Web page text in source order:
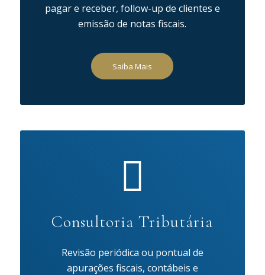
pagar e receber, follow-up de clientes e
emissão de notas fiscais.
Saiba Mais
Consultoria Tributária
Revisão periódica ou pontual de
apurações fiscais, contábeis e